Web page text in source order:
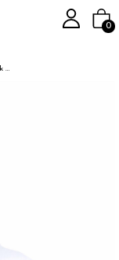
0
Mocgrande Erkek Büyük Beden Sıfır Yaka Tişört Cepli Parçalı 26144 Askeri Yeşil